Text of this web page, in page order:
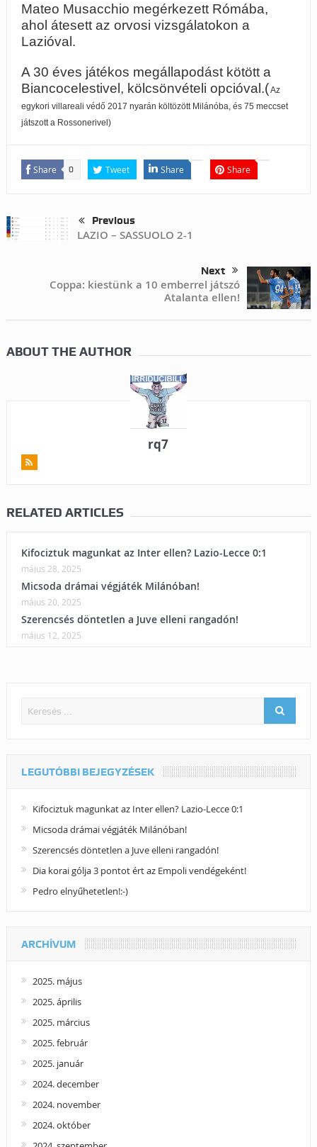
Mateo Musacchio megérkezett Rómába,
ahol átesett az orvosi vizsgálatokon a
Lazióval.
A 30 éves játékos megállapodást kötött a
Biancocelestivel, kölcsönvételi opcióval.(Az
egykori villareali védő 2017 nyarán költözött Milánóba, és 75 meccset
játszott a Rossonerivel)
Share 0 Tweet Share Share
Previous
LAZIO – SASSUOLO 2-1
Next
Coppa: kiestünk a 10 emberrel játszó
Atalanta ellen!
ABOUT THE AUTHOR
rq7
RELATED ARTICLES
Kifociztuk magunkat az Inter ellen? Lazio-Lecce 0:1
május 28, 2025
Micsoda drámai végjáték Milánóban!
május 20, 2025
Szerencsés döntetlen a Juve elleni rangadón!
május 12, 2025
LEGUTÓBBI BEJEGYZÉSEK
Kifociztuk magunkat az Inter ellen? Lazio-Lecce 0:1
Micsoda drámai végjáték Milánóban!
Szerencsés döntetlen a Juve elleni rangadón!
Dia korai gólja 3 pontot ért az Empoli vendégeként!
Pedro elnyűhetetlen!:-)
ARCHÍVUM
2025. május
2025. április
2025. március
2025. február
2025. január
2024. december
2024. november
2024. október